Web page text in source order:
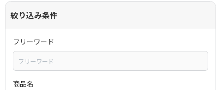
絞り込み条件
フリーワード
商品名